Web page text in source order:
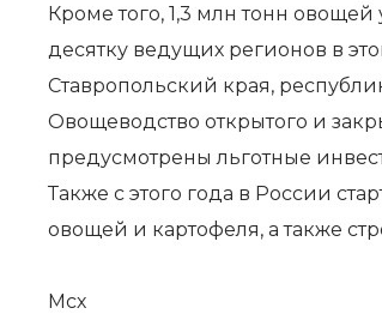
Кроме того, 1,3 млн тонн овощей
десятку ведущих регионов в
Ставропольский края,
Овощеводство открытого и
предусмотрены льготные
Также с этого года в России
овощей и картофеля, а также
Мсх